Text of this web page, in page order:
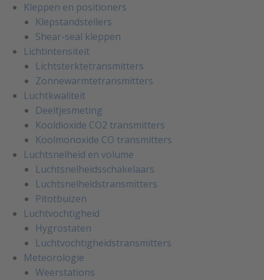
Kleppen en positioners
Klepstandstellers
Shear-seal kleppen
Lichtintensiteit
Lichtsterktetransmitters
Zonnewarmtetransmitters
Luchtkwaliteit
Deeltjesmeting
Kooldioxide CO2 transmitters
Koolmonoxide CO transmitters
Luchtsnelheid en volume
Luchtsnelheidsschakelaars
Luchtsnelheidstransmitters
Pitotbuizen
Luchtvochtigheid
Hygrostaten
Luchtvochtigheidstransmitters
Meteorologie
Weerstations